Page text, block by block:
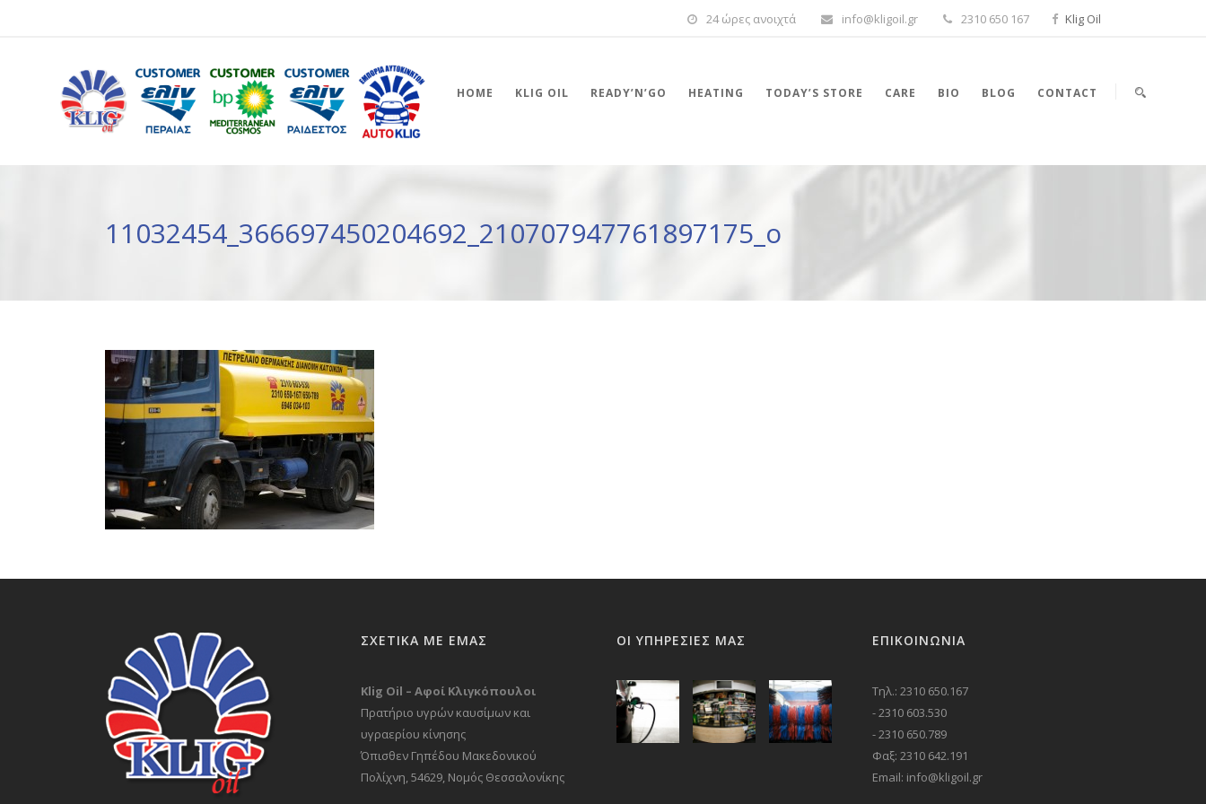
24 ώρες ανοιχτά info@kligoil.gr 2310 650 167 Klig Oil
HOME KLIG OIL READY’N’GO HEATING TODAY’S STORE CARE BIO BLOG CONTACT
11032454_366697450204692_210707947761897175_o
ΣΧΕΤΙΚΑ ΜΕ ΕΜΑΣ
Klig Oil – Αφοί Κλιγκόπουλοι
Πρατήριο υγρών καυσίμων και
υγραερίου κίνησης
Όπισθεν Γηπέδου Μακεδονικού
Πολίχνη, 54629, Νομός Θεσσαλονίκης
ΟΙ ΥΠΗΡΕΣΙΕΣ ΜΑΣ ΕΠΙΚΟΙΝΩΝΊΑ
Τηλ.: 2310 650.167
- 2310 603.530
- 2310 650.789
Φαξ: 2310 642.191
Email: info@kligoil.gr